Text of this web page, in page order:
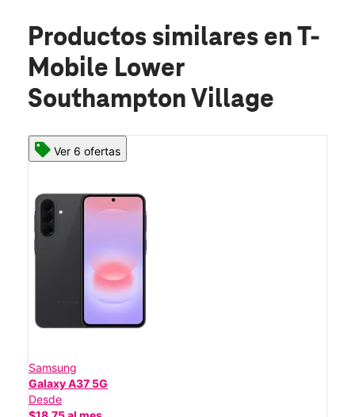
Productos similares en T-
Mobile Lower
Southampton Village
Ver 6 ofertas
Samsung
Galaxy A37 5G
Desde